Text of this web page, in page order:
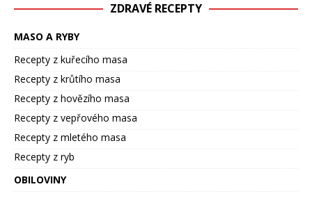
ZDRAVÉ RECEPTY
MASO A RYBY
Recepty z kuřecího masa
Recepty z krůtího masa
Recepty z hovězího masa
Recepty z vepřového masa
Recepty z mletého masa
Recepty z ryb
OBILOVINY